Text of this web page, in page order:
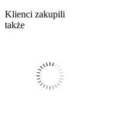
Klienci zakupili
także